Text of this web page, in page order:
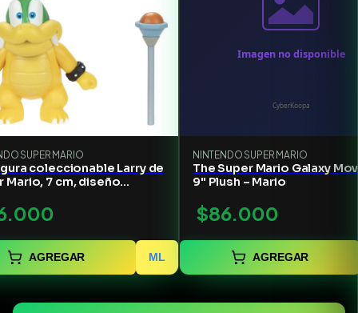
SUPER MARIO
coleccionable Larry de
Mario, 7 cm, diseño
AGREGAR ML
NINTENDO SUPER MARIO
The Super Mario Galaxy
9" Plush – Mario
$86.000
AGREGAR